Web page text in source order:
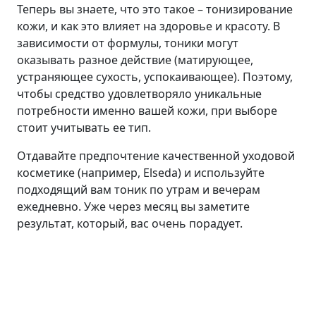
Теперь вы знаете, что это такое – тонизирование
кожи, и как это влияет на здоровье и красоту. В
зависимости от формулы, тоники могут
оказывать разное действие (матирующее,
устраняющее сухость, успокаивающее). Поэтому,
чтобы средство удовлетворяло уникальные
потребности именно вашей кожи, при выборе
стоит учитывать ее тип.
Отдавайте предпочтение качественной уходовой
косметике (например, Elseda) и используйте
подходящий вам тоник по утрам и вечерам
ежедневно. Уже через месяц вы заметите
результат, который, вас очень порадует.